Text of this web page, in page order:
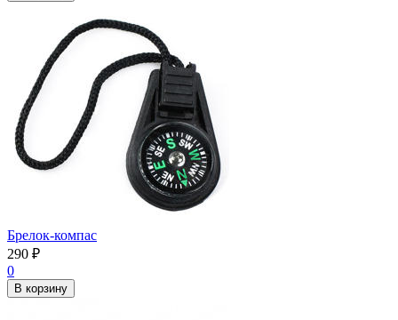
Брелок-компас
290 ₽
0
В корзину